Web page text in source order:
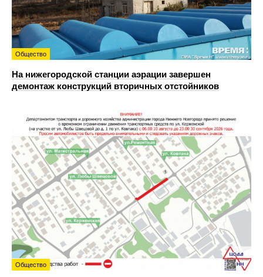
Общество
На нижегородской станции аэрации завершен
демонтаж конструкций вторичных отстойников
Общество